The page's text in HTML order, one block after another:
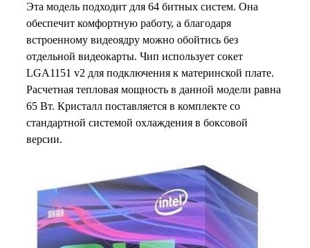
Эта модель подходит для 64 битных систем. Она
обеспечит комфортную работу, а благодаря
встроенному видеоядру можно обойтись без
отдельной видеокарты. Чип использует сокет
LGA1151 v2 для подключения к материнской плате.
Расчетная тепловая мощность в данной модели равна
65 Вт. Кристалл поставляется в комплекте со
стандартной системой охлаждения в боксовой
версии.